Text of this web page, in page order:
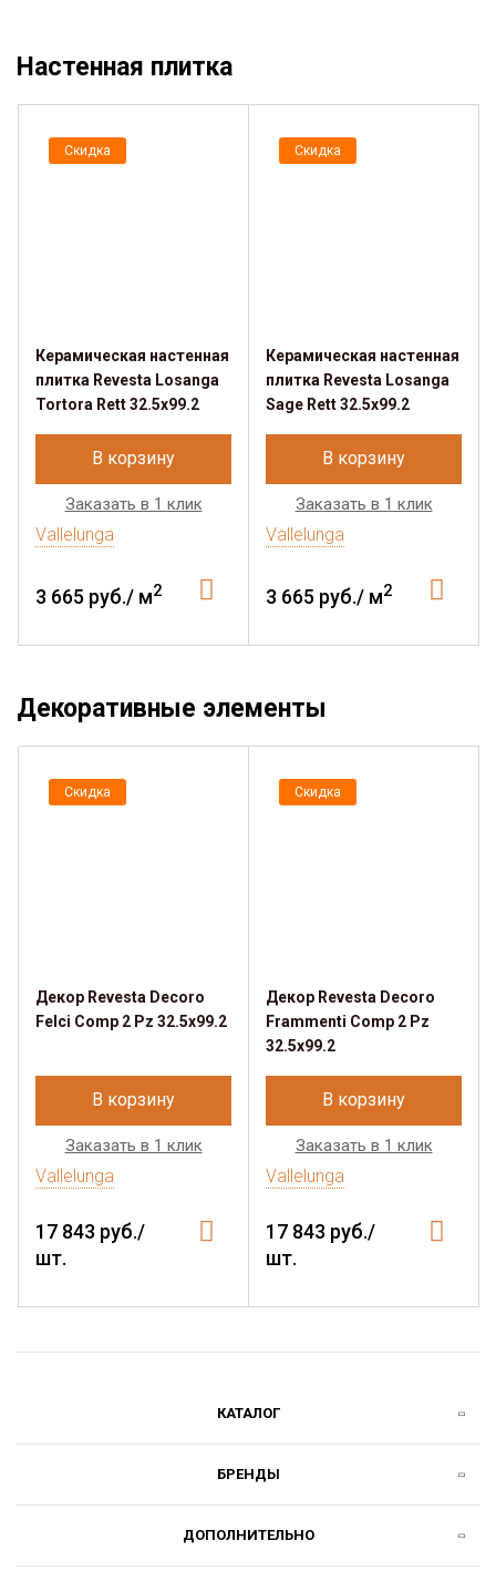
Настенная плитка
Скидка
Керамическая настенная
плитка Revesta Losanga
Tortora Rett 32.5x99.2
В корзину
Заказать в 1 клик
Vallelunga
3 665 руб./ м2
Скидка
Керамическая настенная
плитка Revesta Losanga
Sage Rett 32.5x99.2
В корзину
Заказать в 1 клик
Vallelunga
3 665 руб./ м2
Декоративные элементы
Скидка
Декор Revesta Decoro
Felci Comp 2 Pz 32.5x99.2
В корзину
Заказать в 1 клик
Vallelunga
17 843 руб./
шт.
Скидка
Декор Revesta Decoro
Frammenti Comp 2 Pz
32.5x99.2
В корзину
Заказать в 1 клик
Vallelunga
17 843 руб./
шт.
КАТАЛОГ
БРЕНДЫ
ДОПОЛНИТЕЛЬНО